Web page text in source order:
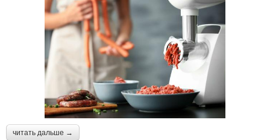
читать дальше →